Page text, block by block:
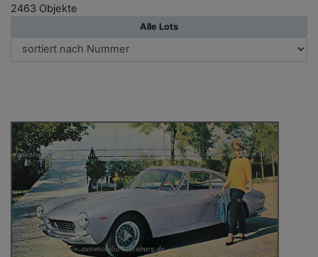
2463 Objekte
Alle Lots